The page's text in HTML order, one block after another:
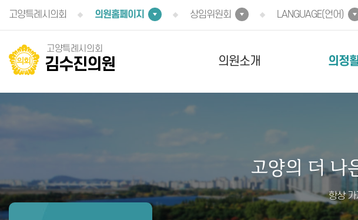
고양특례시의회
의원홈페이지 상임위원회 LANGUAGE(언어)
고양특례시의회
김수진의원 의원소개 의정
항상 가